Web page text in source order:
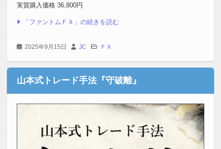
実質購入価格 36,800円
「ファントムＦＸ」の続きを読む
2025年9月15日 JC ＦＸ
山本式トレード手法『守破離』